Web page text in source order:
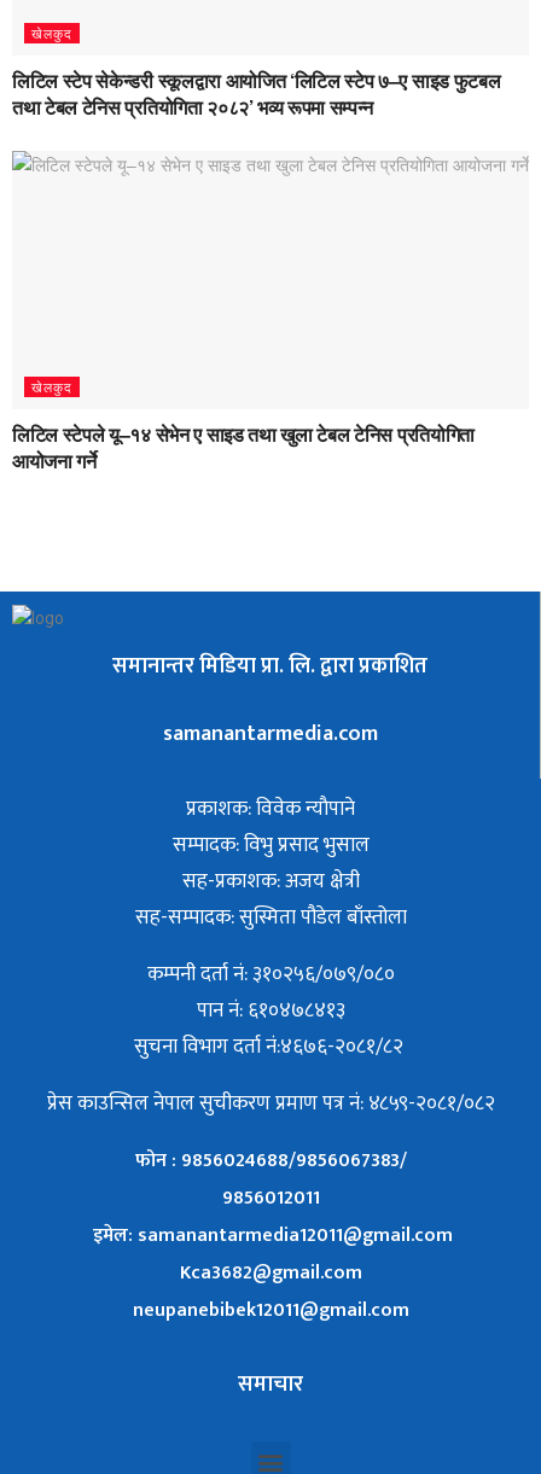
खेलकुद
लिटिल स्टेप सेकेन्डरी स्कूलद्वारा आयोजित ‘लिटिल स्टेप ७–ए साइड फुटबल
तथा टेबल टेनिस प्रतियोगिता २०८२’ भव्य रूपमा सम्पन्न
खेलकुद
लिटिल स्टेपले यू–१४ सेभेन ए साइड तथा खुला टेबल टेनिस प्रतियोगिता
आयोजना गर्ने
समानान्तर मिडिया प्रा. लि. द्वारा प्रकाशित
samanantarmedia.com
प्रकाशक: विवेक न्याैपाने
सम्पादक: विभु प्रसाद भुसाल
सह-प्रकाशक: अजय क्षेत्री
सह-सम्पादक: सुस्मिता पौडेल बाँस्तोला
कम्पनी दर्ता नं: ३१०२५६/०७९/०८०
पान नं: ६१०४७८४१३
सुचना विभाग दर्ता नं:४६७६-२०८१/८२
प्रेस काउन्सिल नेपाल सुचीकरण प्रमाण पत्र नं: ४८५९-२०८१/०८२
फोन : 9856024688/9856067383/
9856012011
इमेल: samanantarmedia12011@gmail.com
Kca3682@gmail.com
neupanebibek12011@gmail.com
समाचार